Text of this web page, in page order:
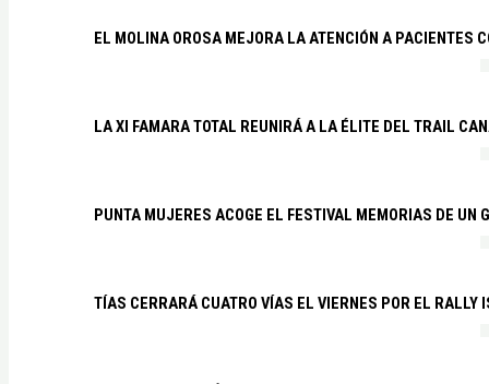
EL MOLINA OROSA MEJORA LA ATENCIÓN A PACIENTES
LA XI FAMARA TOTAL REUNIRÁ A LA ÉLITE DEL TRAIL
PUNTA MUJERES ACOGE EL FESTIVAL MEMORIAS DE UN
TÍAS CERRARÁ CUATRO VÍAS EL VIERNES POR EL RALLY